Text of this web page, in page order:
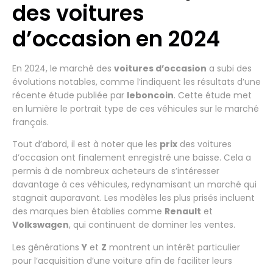
des voitures
d’occasion en 2024
En 2024, le marché des voitures d’occasion a subi des
évolutions notables, comme l’indiquent les résultats d’une
récente étude publiée par leboncoin. Cette étude met
en lumière le portrait type de ces véhicules sur le marché
français.
Tout d’abord, il est à noter que les prix des voitures
d’occasion ont finalement enregistré une baisse. Cela a
permis à de nombreux acheteurs de s’intéresser
davantage à ces véhicules, redynamisant un marché qui
stagnait auparavant. Les modèles les plus prisés incluent
des marques bien établies comme Renault et
Volkswagen, qui continuent de dominer les ventes.
Les générations Y et Z montrent un intérêt particulier
pour l’acquisition d’une voiture afin de faciliter leurs